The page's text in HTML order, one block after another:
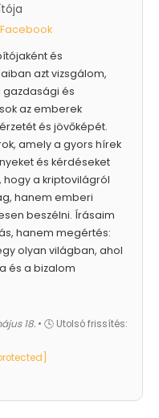
Facebook
és
azt vizsgálom,
gazdasági és
az emberek
és jövőképét.
amely a gyors hírek
és kérdéseket
hogy a kriptovilágról
hanem emberi
beszélni. Írásaim
hanem megértés:
olyan világban, ahol
és a bizalom
18. • 🕓 Utolsó frissítés: